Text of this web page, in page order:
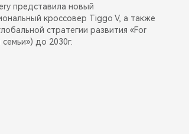
представила новый
кроссовер Tiggo V, а также
стратегии развития «For
семьи») до 2030г.